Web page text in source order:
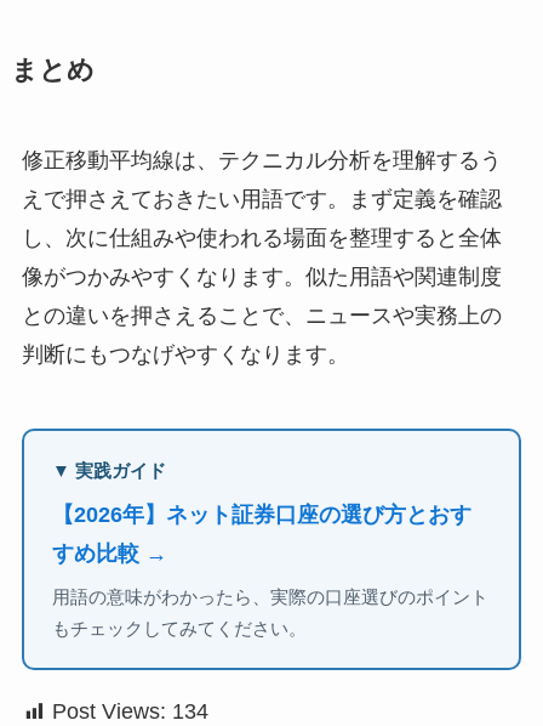
まとめ
修正移動平均線は、テクニカル分析を理解するう
えで押さえておきたい用語です。まず定義を確認
し、次に仕組みや使われる場面を整理すると全体
像がつかみやすくなります。似た用語や関連制度
との違いを押さえることで、ニュースや実務上の
判断にもつなげやすくなります。
▼ 実践ガイド
【2026年】ネット証券口座の選び方とおす
すめ比較 →
用語の意味がわかったら、実際の口座選びのポイント
もチェックしてみてください。
Post Views: 134